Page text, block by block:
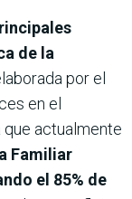
de la
por el
en el
actualmente
Familiar
el 85% de